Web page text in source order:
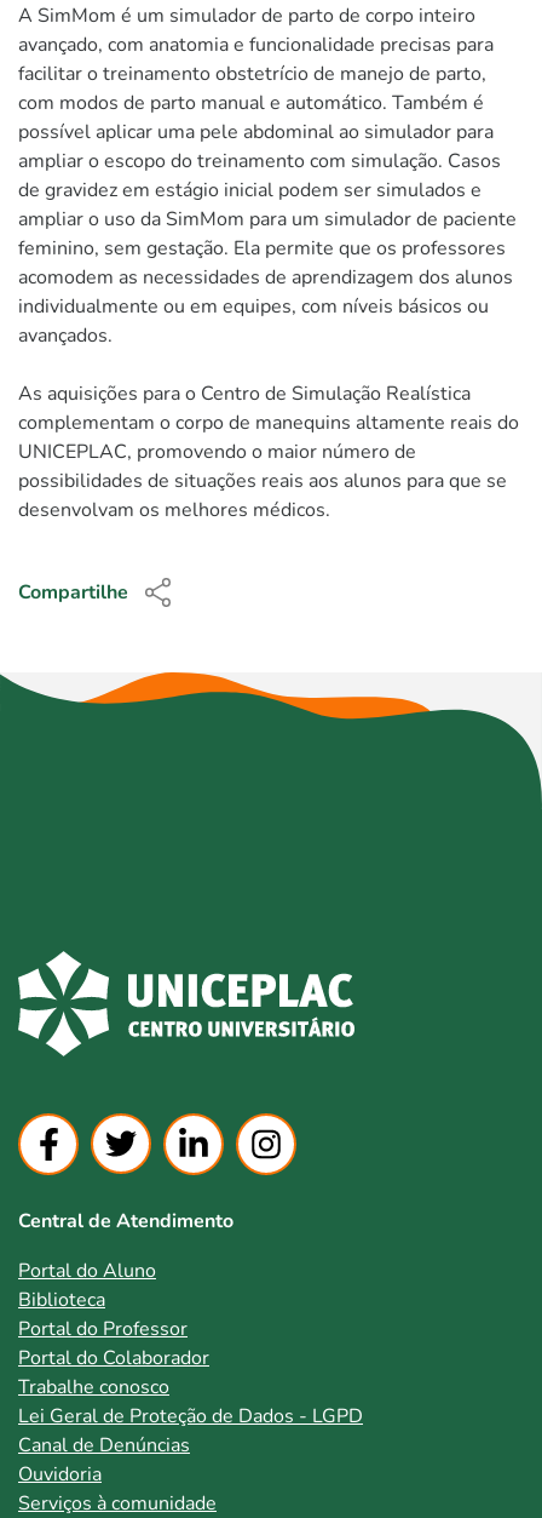
A SimMom é um simulador de parto de corpo inteiro
avançado, com anatomia e funcionalidade precisas para
facilitar o treinamento obstetrício de manejo de parto,
com modos de parto manual e automático. Também é
possível aplicar uma pele abdominal ao simulador para
ampliar o escopo do treinamento com simulação. Casos
de gravidez em estágio inicial podem ser simulados e
ampliar o uso da SimMom para um simulador de paciente
feminino, sem gestação. Ela permite que os professores
acomodem as necessidades de aprendizagem dos alunos
individualmente ou em equipes, com níveis básicos ou
avançados.
As aquisições para o Centro de Simulação Realística
complementam o corpo de manequins altamente reais do
UNICEPLAC, promovendo o maior número de
possibilidades de situações reais aos alunos para que se
desenvolvam os melhores médicos.
Compartilhe
Central de Atendimento
Portal do Aluno
Biblioteca
Portal do Professor
Portal do Colaborador
Trabalhe conosco
Lei Geral de Proteção de Dados - LGPD
Canal de Denúncias
Ouvidoria
Serviços à comunidade